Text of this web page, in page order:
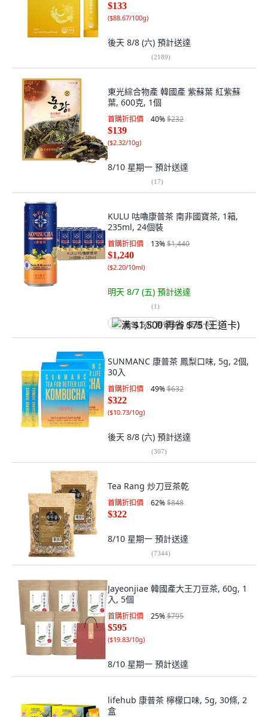
$133
($88.67/100g)
後天 8/8 (六) 預計送達
(2189)
東光綜合物產 韓國產 紫蘇葉 紅紫蘇
葉, 600克, 1個
首購折扣價 40%$232
$139
($2.32/10g)
8/10 星期一 預計送達
(17)
KULU 咕嚕康普茶 南非國寶茶, 1箱,
235ml, 24個裝
首購折扣價 13%$1,440
$1,240
($2.20/10ml)
明天 8/7 (五) 預計送達
(1)
满 $1,500 再省 $75 (王道卡)
SUNMANC 康普茶 鳳梨口味, 5g, 2個,
30入
首購折扣價 49%$632
$322
($10.73/10g)
後天 8/8 (六) 預計送達
(307)
Tea Rang 炒刀豆茶乾
首購折扣價 62%$848
$322
8/10 星期一 預計送達
(7344)
Jayeonjiae 韓國產大王刀豆茶, 60g, 1
入, 5個
首購折扣價 25%$795
$595
($19.83/10g)
8/10 星期一 預計送達
lifehub 康普茶 檸檬口味, 5g, 30條, 2
盒